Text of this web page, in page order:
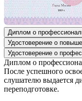
Диплом о
Удостоверение о
Удостоверение о
Диплом о
После успешного
слушателю выдается
переподготовке.